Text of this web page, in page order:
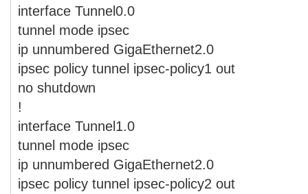
interface Tunnel0.0
tunnel mode ipsec
ip unnumbered GigaEthernet2.0
ipsec policy tunnel ipsec-policy1 out
no shutdown
!
interface Tunnel1.0
tunnel mode ipsec
ip unnumbered GigaEthernet2.0
ipsec policy tunnel ipsec-policy2 out